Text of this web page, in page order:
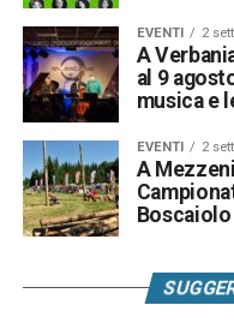
EVENTI 2
A
al 9
musica e
EVENTI 2
A
Boscaiolo